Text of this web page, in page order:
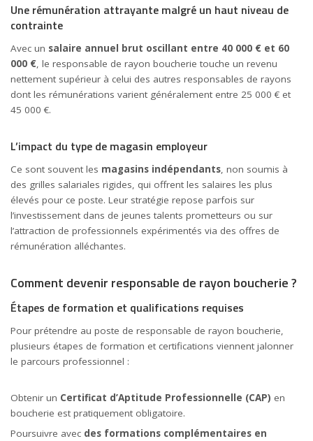
Une rémunération attrayante malgré un haut niveau de
contrainte
Avec un salaire annuel brut oscillant entre 40 000 € et 60
000 €, le responsable de rayon boucherie touche un revenu
nettement supérieur à celui des autres responsables de rayons
dont les rémunérations varient généralement entre 25 000 € et
45 000 €.
L’impact du type de magasin employeur
Ce sont souvent les magasins indépendants, non soumis à
des grilles salariales rigides, qui offrent les salaires les plus
élevés pour ce poste. Leur stratégie repose parfois sur
l’investissement dans de jeunes talents prometteurs ou sur
l’attraction de professionnels expérimentés via des offres de
rémunération alléchantes.
Comment devenir responsable de rayon boucherie ?
Étapes de formation et qualifications requises
Pour prétendre au poste de responsable de rayon boucherie,
plusieurs étapes de formation et certifications viennent jalonner
le parcours professionnel :
Obtenir un Certificat d’Aptitude Professionnelle (CAP) en
boucherie est pratiquement obligatoire.
Poursuivre avec des formations complémentaires en